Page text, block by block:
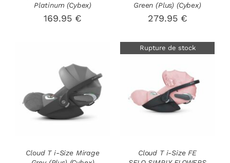
Platinum (Cybex)
169.95 €
Green (Plus) (Cybex)
279.95 €
AJOUTER AU
PANIER
/
DÉTAILS
Cloud T i-Size Mirage
Rupture de stock
DÉTAILS
Cloud T i-Size FE